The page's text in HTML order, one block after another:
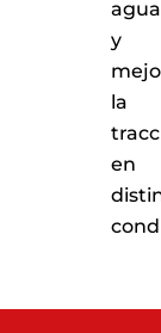
agua
y
la
en